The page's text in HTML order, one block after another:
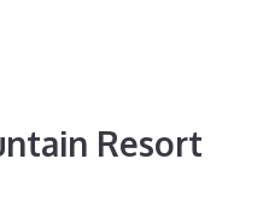
Resort